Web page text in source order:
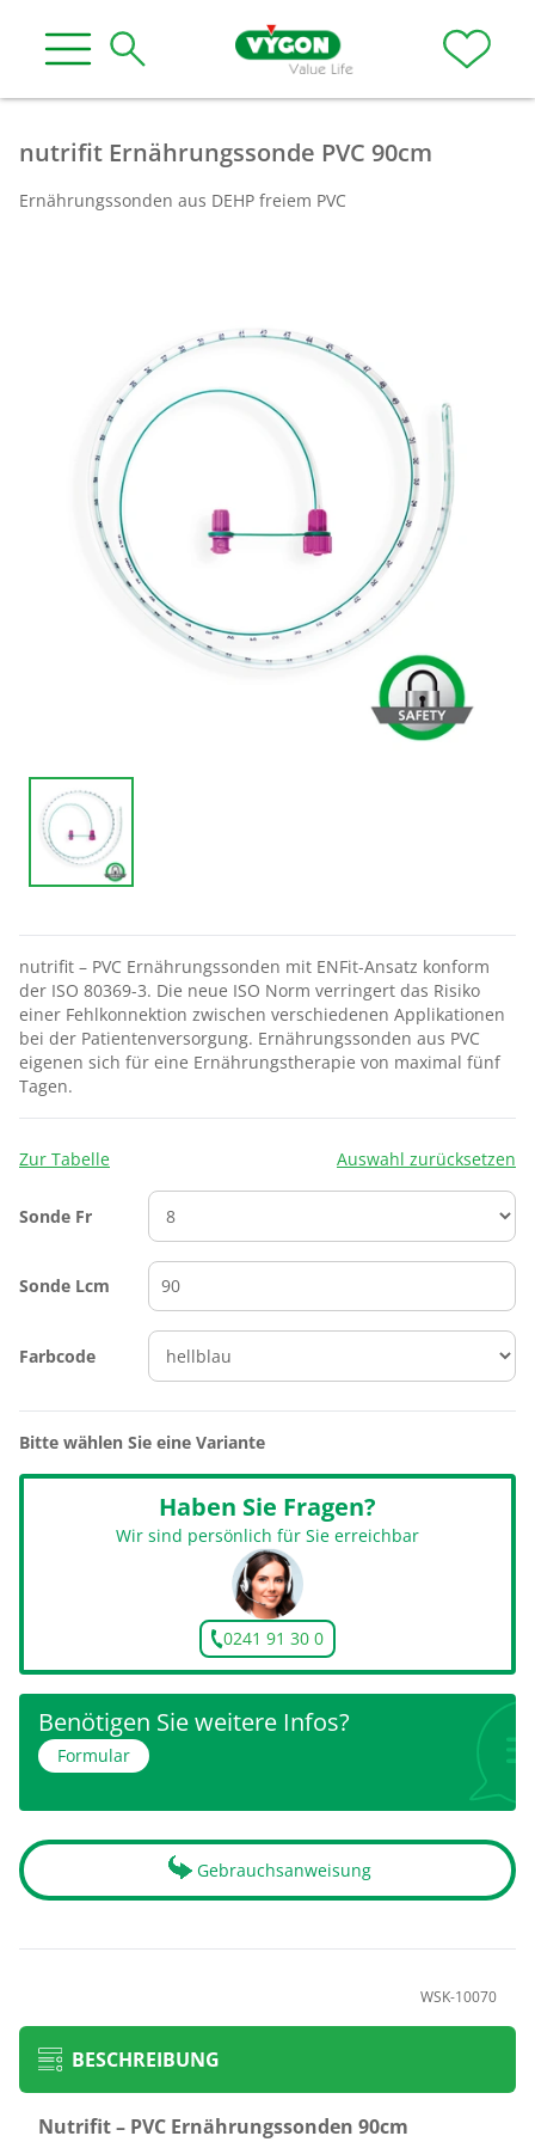
nutrifit Ernährungssonde PVC 90cm
Ernährungssonden aus DEHP freiem PVC
nutrifit – PVC Ernährungssonden mit ENFit-Ansatz konform
der ISO 80369-3. Die neue ISO Norm verringert das Risiko
einer Fehlkonnektion zwischen verschiedenen Applikationen
bei der Patientenversorgung. Ernährungssonden aus PVC
eigenen sich für eine Ernährungstherapie von maximal fünf
Tagen.
Zur Tabelle Auswahl zurücksetzen
Sonde Fr
Sonde Lcm
Farbcode
Bitte wählen Sie eine Variante
Haben Sie Fragen?
Wir sind persönlich für Sie erreichbar
0241 91 30 0
Benötigen Sie weitere Infos?
Formular
Gebrauchsanweisung
WSK-10070
BESCHREIBUNG
Nutrifit – PVC Ernährungssonden 90cm